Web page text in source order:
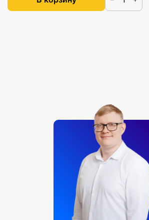
Тренажер-манекен – 1 шт. В том числе:
— пенополиэтиленовый коврик
— поясной ремень
— иммобилизационная шина
— эластичный бинт